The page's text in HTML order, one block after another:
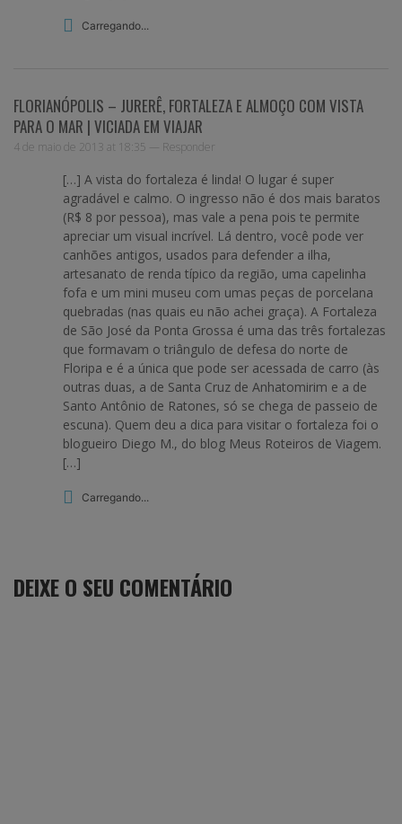
Carregando...
FLORIANÓPOLIS – JURERÊ, FORTALEZA E ALMOÇO COM VISTA
PARA O MAR | VICIADA EM VIAJAR
4 de maio de 2013 at 18:35 — Responder
[…] A vista do fortaleza é linda! O lugar é super
agradável e calmo. O ingresso não é dos mais baratos
(R$ 8 por pessoa), mas vale a pena pois te permite
apreciar um visual incrível. Lá dentro, você pode ver
canhões antigos, usados para defender a ilha,
artesanato de renda típico da região, uma capelinha
fofa e um mini museu com umas peças de porcelana
quebradas (nas quais eu não achei graça). A Fortaleza
de São José da Ponta Grossa é uma das três fortalezas
que formavam o triângulo de defesa do norte de
Floripa e é a única que pode ser acessada de carro (às
outras duas, a de Santa Cruz de Anhatomirim e a de
Santo Antônio de Ratones, só se chega de passeio de
escuna). Quem deu a dica para visitar o fortaleza foi o
blogueiro Diego M., do blog Meus Roteiros de Viagem.
[…]
Carregando...
DEIXE O SEU COMENTÁRIO